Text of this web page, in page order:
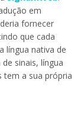
em
fornecer
que cada
língua nativa de
sinais, língua
tem a sua própria